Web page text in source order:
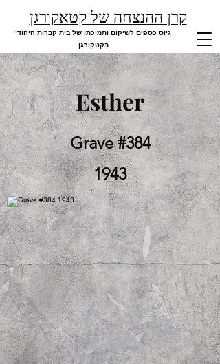
קרן ההנצחה של קטאקורגן
גיוס כספים לשיקום ותמיכתו של בית קברות היהודי
בקטקורגן
Esther
Grave #384
1943